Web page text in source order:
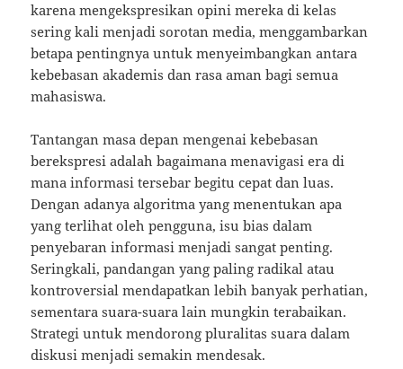
karena mengekspresikan opini mereka di kelas
sering kali menjadi sorotan media, menggambarkan
betapa pentingnya untuk menyeimbangkan antara
kebebasan akademis dan rasa aman bagi semua
mahasiswa.
Tantangan masa depan mengenai kebebasan
berekspresi adalah bagaimana menavigasi era di
mana informasi tersebar begitu cepat dan luas.
Dengan adanya algoritma yang menentukan apa
yang terlihat oleh pengguna, isu bias dalam
penyebaran informasi menjadi sangat penting.
Seringkali, pandangan yang paling radikal atau
kontroversial mendapatkan lebih banyak perhatian,
sementara suara-suara lain mungkin terabaikan.
Strategi untuk mendorong pluralitas suara dalam
diskusi menjadi semakin mendesak.